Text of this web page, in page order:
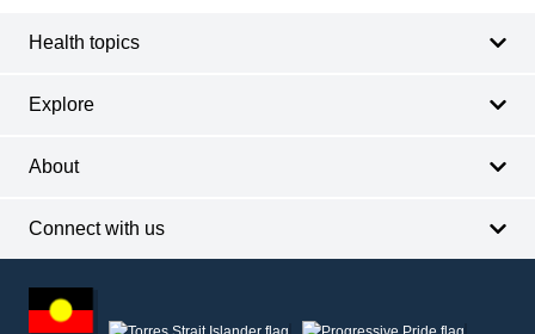
Health topics
Explore
About
Connect with us
other
information